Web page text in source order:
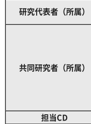
研究代表者（所属）
共同研究者（所属）
担当CD